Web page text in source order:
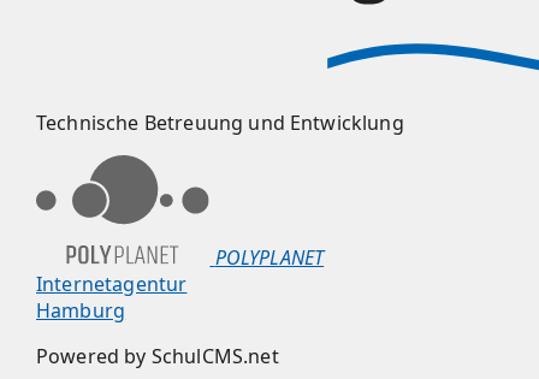
Technische Betreuung und Entwicklung
POLYPLANET
Internetagentur
Hamburg
Powered by SchulCMS.net